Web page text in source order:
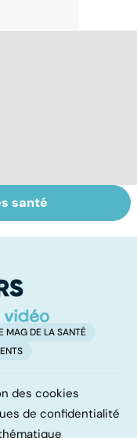
une
santé
MAG DE LA SANTÉ
des cookies
de confidentialité